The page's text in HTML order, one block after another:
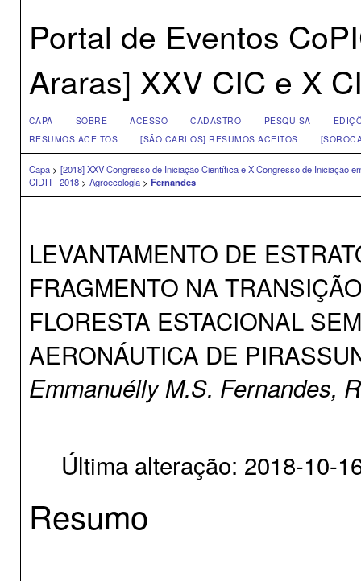
Portal de Eventos
Araras] XXV CIC e X
CAPA SOBRE ACESSO CADASTRO PESQUISA
RESUMOS ACEITOS
[SÃO CARLOS] RESUMOS ACEITOS
Capa> [2018] XXV Congresso de Iniciação Científica e X Congresso de Iniciação
CIDTI - 2018> Agroecologia> Fernandes
LEVANTAMENTO DE
FRAGMENTO NA
FLORESTA ESTACIONAL
AERONÁUTICA DE
Emmanuélly M.S. Fernandes,
Última alteração: 2018-10-
Resumo